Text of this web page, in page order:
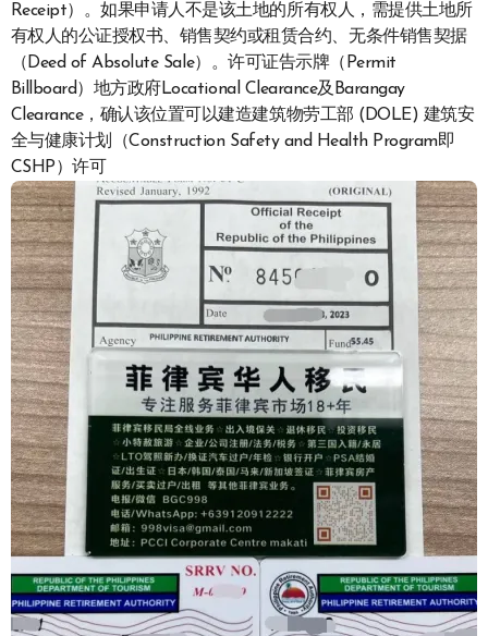
Receipt）。如果申请人不是该土地的所有权人，需提供土地所
有权人的公证授权书、销售契约或租赁合约、无条件销售契据
（Deed of Absolute Sale）。许可证告示牌（Permit
Billboard）地方政府Locational Clearance及Barangay
Clearance，确认该位置可以建造建筑物劳工部 (DOLE) 建筑安
全与健康计划（Construction Safety and Health Program即
CSHP）许可